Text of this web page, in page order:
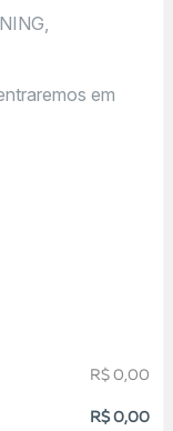
em
R$ 0,00
R$ 0,00